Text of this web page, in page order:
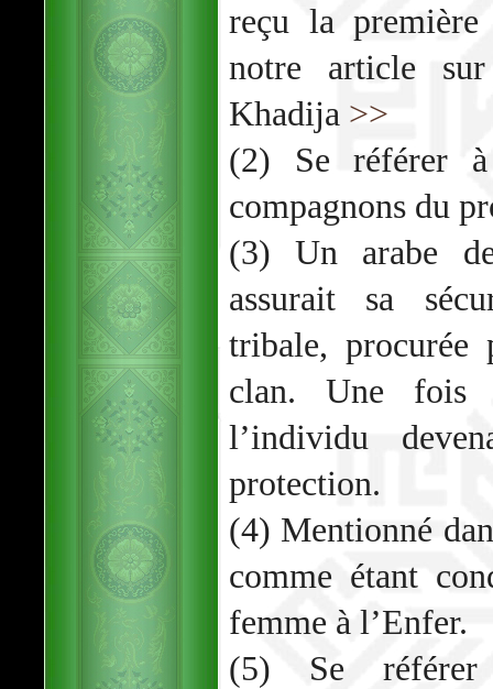
reçu la
notre article
Khadija >>
(2) Se référer
compagnons du
(3) Un arabe
assurait sa
tribale, procurée
clan. Une fois
l’individu
protection.
(4) Mentionné
comme étant
femme à l’Enfer.
(5) Se